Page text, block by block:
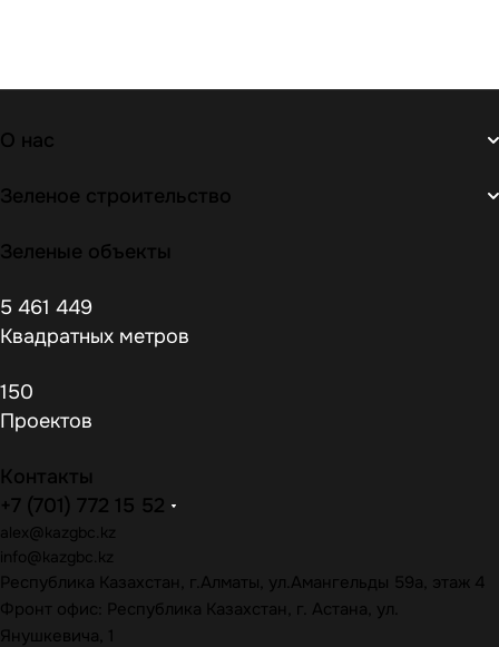
О нас
Зеленое строительство
Зеленые объекты
5 461 449
Квадратных метров
150
Проектов
Контакты
+7 (701) 772 15 52
alex@kazgbc.kz
info@kazgbc.kz
Республика Казахстан, г.Алматы, ул.Амангельды 59а, этаж 4
Фронт офис: Республика Казахстан, г. Астана, ул.
Янушкевича, 1